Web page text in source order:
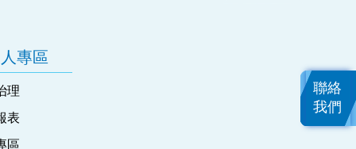
專區
理
表
區
聯絡
我們